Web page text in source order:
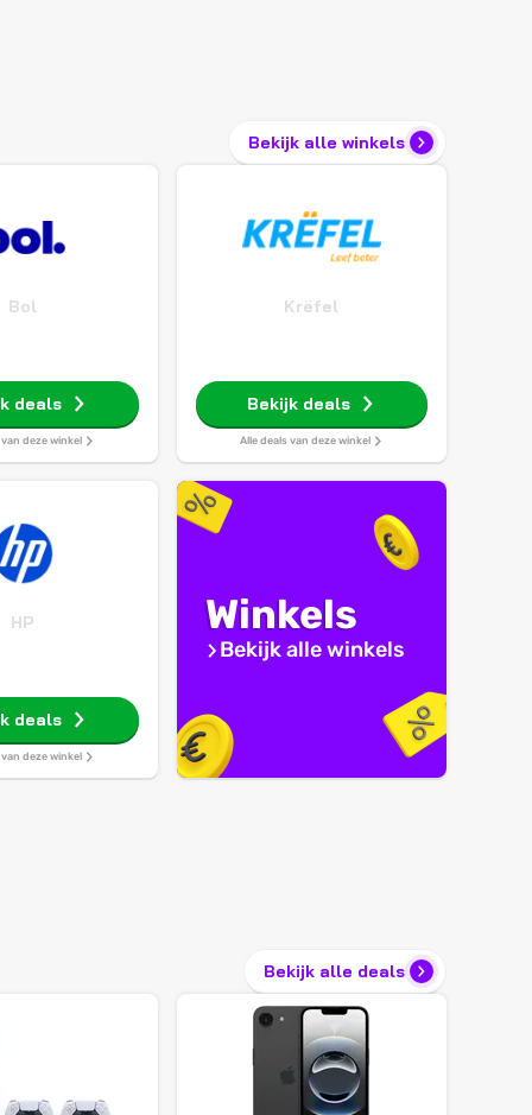
Bekijk alle winkels
Bol
deals
van deze winkel
Krëfel
Bekijk deals
Alle deals van deze winkel
HP
deals
van deze winkel
Winkels
Bekijk alle winkels
Bekijk alle deals